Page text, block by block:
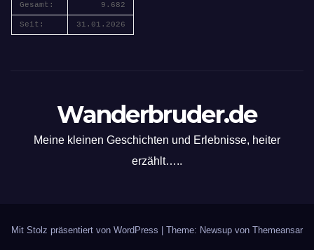
Gesamt: 9.682
Seit: 31.01.2026
Wanderbruder.de
Meine kleinen Geschichten und Erlebnisse, heiter
erzählt…..
Mit Stolz präsentiert von WordPress Theme: Newsup von Themeansar